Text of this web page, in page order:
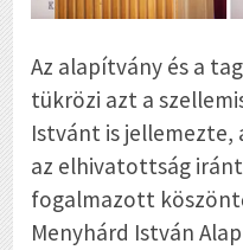
Az alapítvány és a
tükrözi azt a
Istvánt is jellemezte,
az elhivatottság
fogalmazott
Menyhárd István